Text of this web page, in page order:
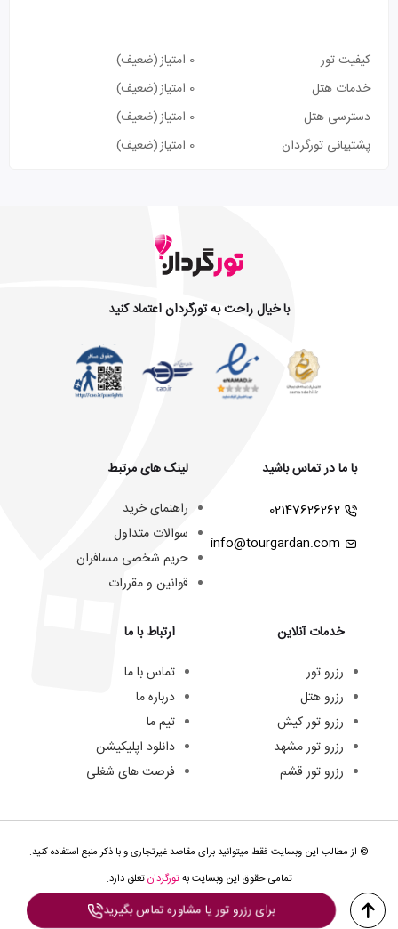
کیفیت تور 0 امتیاز
(ضعیف)
خدمات هتل
0 امتیاز
(ضعیف)
دسترسی هتل
0 امتیاز
(ضعیف)
پشتیبانی تورگردان
0 امتیاز (ضعیف)
برای رزرو تور یا مشاوره تماس بگیرید
با خیال راحت به تورگردان اعتماد کنید
با ما در تماس باشید
02147626262
info@tourgardan.com
خدمات آنلاین
رزرو تور
رزرو هتل
رزرو تور کیش
رزرو تور مشهد
رزرو تور قشم
لینک های مرتبط
راهنمای خرید
سوالات متداول
حریم شخصی مسافران
قوانین و مقررات
ارتباط با ما
تماس با ما
درباره ما
تیم ما
دانلود اپلیکیشن
فرصت های شغلی
© از مطالب این وبسایت فقط میتوانید برای مقاصد غیرتجاری و با ذکر منبع استفاده کنید.
تمامی حقوق این وبسایت بهتورگردانتعلق دارد.